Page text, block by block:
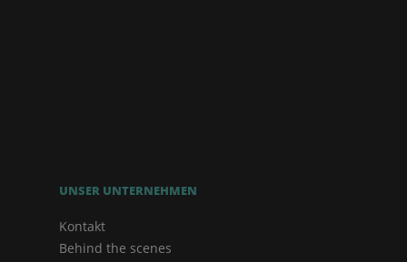
UNSER UNTERNEHMEN
Kontakt
Behind the scenes